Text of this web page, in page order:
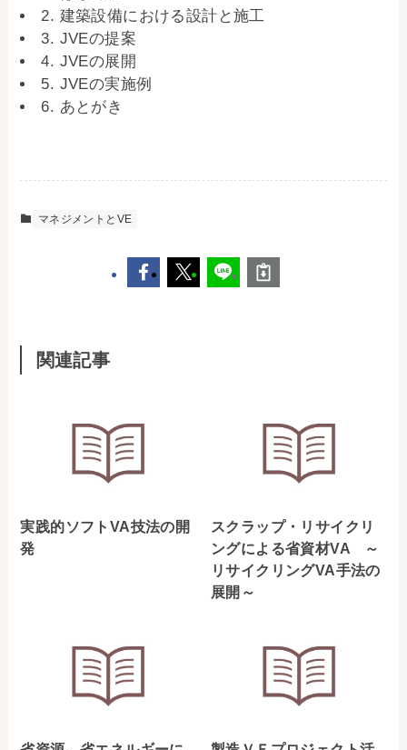
2. 建築設備における設計と施工
3. JVEの提案
4. JVEの展開
5. JVEの実施例
6. あとがき
マネジメントとVE
関連記事
実践的ソフトVA技法の開
発
スクラップ・リサイクリ
ングによる省資材VA ～
リサイクリングVA手法の
展開～